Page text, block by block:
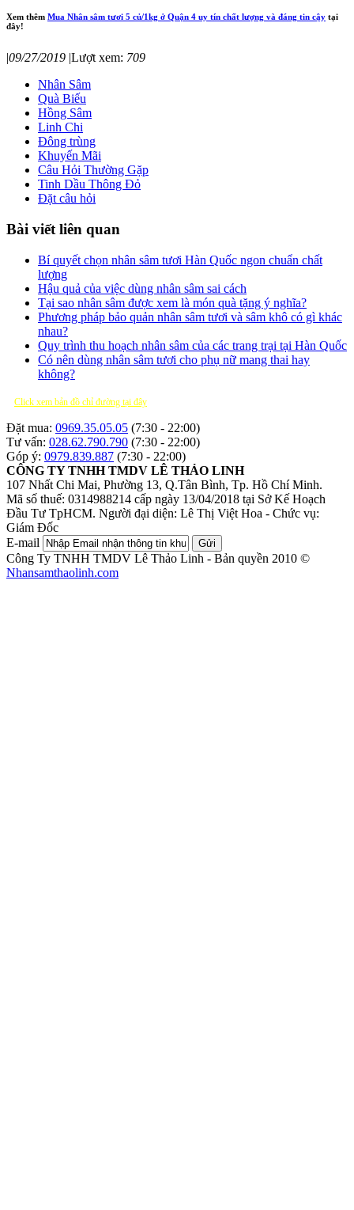
Xem thêm Mua Nhân sâm tươi 5 củ/1kg ở Quận 4 uy tín chất lượng và đáng tin cậy tại
đây!
|09/27/2019 |Lượt xem: 709
Nhân Sâm
Quà Biếu
Hồng Sâm
Linh Chi
Đông trùng
Khuyến Mãi
Câu Hỏi Thường Gặp
Tinh Dầu Thông Đỏ
Đặt câu hỏi
Bài viết liên quan
Bí quyết chọn nhân sâm tươi Hàn Quốc ngon chuẩn chất
lượng
Hậu quả của việc dùng nhân sâm sai cách
Tại sao nhân sâm được xem là món quà tặng ý nghĩa?
Phương pháp bảo quản nhân sâm tươi và sâm khô có gì khác
nhau?
Quy trình thu hoạch nhân sâm của các trang trại tại Hàn Quốc
Có nên dùng nhân sâm tươi cho phụ nữ mang thai hay
không?
Click xem bản đồ chỉ đường tại đây
Đặt mua: 0969.35.05.05 (7:30 - 22:00)
Tư vấn: 028.62.790.790 (7:30 - 22:00)
Góp ý: 0979.839.887 (7:30 - 22:00)
CÔNG TY TNHH TMDV LÊ THẢO LINH
107 Nhất Chi Mai, Phường 13, Q.Tân Bình, Tp. Hồ Chí Minh.
Mã số thuế: 0314988214 cấp ngày 13/04/2018 tại Sở Kế Hoạch
Đầu Tư TpHCM. Người đại diện: Lê Thị Việt Hoa - Chức vụ:
Giám Đốc
E-mail
Gửi
Công Ty TNHH TMDV Lê Thảo Linh - Bản quyền 2010 ©
Nhansamthaolinh.com